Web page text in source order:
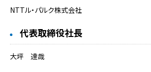
NTTル・パルク株式会社
代表取締役社長
大坪 達哉